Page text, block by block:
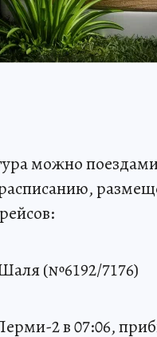
можно
(№6192/7176)
2 в 07:06,